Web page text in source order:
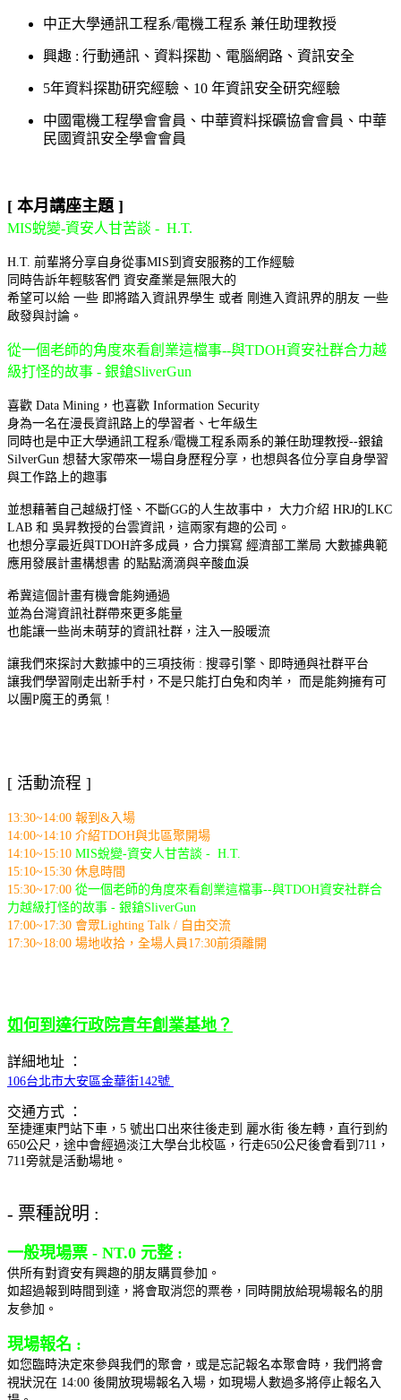
中正大學通訊工程系/電機工程系 兼任助理教授
興趣 : 行動通訊、資料探勘、電腦網路、資訊安全
5年資料探勘研究經驗、10 年資訊安全研究經驗
中國電機工程學會會員、中華資料採礦協會會員、 中華
民國資訊安全學會會員
[ 本月講座主題 ]
MIS蛻變-資安人甘苦談 - H.T.
H.T. 前輩將分享自身從事MIS到資安服務的工作經驗
同時告訴年輕駭客們 資安產業是無限大的
希望可以給 一些 即將踏入資訊界學生 或者 剛進入資訊界的朋友 一些
啟發與討論。
從一個老師的角度來看創業這檔事--與TDOH資安社群合力越
級打怪的故事 - 銀鎗SliverGun
喜歡 Data Mining，也喜歡 Information Security
身為一名在漫長資訊路上的學習者、七年級生
同時也是中正大學通訊工程系/電機工程系兩系的兼任助理教授--銀鎗
SilverGun 想替大家帶來一場自身歷程分享，也想與各位分享自身學習
與工作路上的趣事
並想藉著自己越級打怪、不斷GG的人生故事中， 大力介紹 HRJ的LKC
LAB 和 吳昇教授的台雲資訊，這兩家有趣的公司。
也想分享最近與TDOH許多成員，合力撰寫 經濟部工業局 大數據典範
應用發展計畫構想書 的點點滴滴與辛酸血淚
希冀這個計畫有機會能夠通過
並為台灣資訊社群帶來更多能量
也能讓一些尚未萌芽的資訊社群，注入一股暖流
讓我們來探討大數據中的三項技術 : 搜尋引擎、即時通與社群平台
讓我們學習剛走出新手村，不是只能打白兔和肉羊， 而是能夠擁有可
以團P魔王的勇氣 !
[ 活動流程 ]
13:30~14:00 報到&入場
14:00~14:10 介紹TDOH與北區聚開場
14:10~15:10 MIS蛻變-資安人甘苦談 - H.T.
15:10~15:30 休息時間
15:30~17:00 從一個老師的角度來看創業這檔事--與TDOH資安社群合
力越級打怪的故事 - 銀鎗SliverGun
17:00~17:30 會眾Lighting Talk / 自由交流
17:30~18:00 場地收拾，全場人員17:30前須離開
如何到達行政院青年創業基地？
詳細地址 ：
106台北市大安區金華街142號
交通方式 ：
至捷運東門站下車，5 號出口出來往後走到 麗水街 後左轉，直行到約
650公尺，途中會經過淡江大學台北校區，行走650公尺後會看到711，
711旁就是活動場地。
- 票種說明 :
一般現場票 - NT.0 元整 :
供所有對資安有興趣的朋友購買參加。
如超過報到時間到達，將會取消您的票卷，同時開放給現場報名的朋
友參加。
現場報名 :
如您臨時決定來參與我們的聚會，或是忘記報名本聚會時，我們將會
視狀況在 14:00 後開放現場報名入場，如現場人數過多將停止報名入